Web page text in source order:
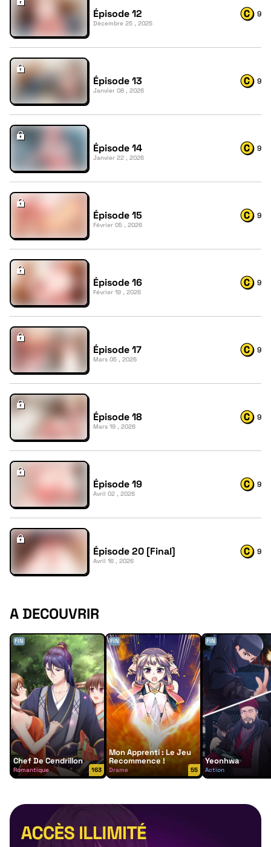
Épisode 12
Décembre 25 , 2025
9
Épisode 13
Janvier 08 , 2026
9
Épisode 14
Janvier 22 , 2026
9
Épisode 15
Février 05 , 2026
9
Épisode 16
Février 19 , 2026
9
Épisode 17
Mars 05 , 2026
9
Épisode 18
Mars 19 , 2026
9
Épisode 19
Avril 02 , 2026
9
Épisode 20 [Final]
Avril 16 , 2026
9
A DECOUVRIR
FIN
Chef De Cendrillon
Romantique 163
FIN
Mon Apprenti : Le Jeu
Recommence !
Drame 55
FIN
Yeonhwa
Action